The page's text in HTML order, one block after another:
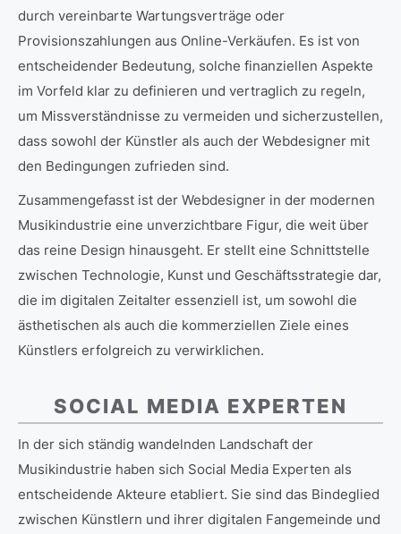
durch vereinbarte Wartungsverträge oder
Provisionszahlungen aus Online-Verkäufen. Es ist von
entscheidender Bedeutung, solche finanziellen Aspekte
im Vorfeld klar zu definieren und vertraglich zu regeln,
um Missverständnisse zu vermeiden und sicherzustellen,
dass sowohl der Künstler als auch der Webdesigner mit
den Bedingungen zufrieden sind.
Zusammengefasst ist der Webdesigner in der modernen
Musikindustrie eine unverzichtbare Figur, die weit über
das reine Design hinausgeht. Er stellt eine Schnittstelle
zwischen Technologie, Kunst und Geschäftsstrategie dar,
die im digitalen Zeitalter essenziell ist, um sowohl die
ästhetischen als auch die kommerziellen Ziele eines
Künstlers erfolgreich zu verwirklichen.
SOCIAL MEDIA EXPERTEN
In der sich ständig wandelnden Landschaft der
Musikindustrie haben sich Social Media Experten als
entscheidende Akteure etabliert. Sie sind das Bindeglied
zwischen Künstlern und ihrer digitalen Fangemeinde und